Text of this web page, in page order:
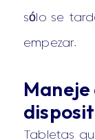
sólo se
empezar.
Tabletas